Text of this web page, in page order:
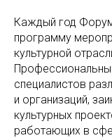
Каждый год
программу
культурной
специалистов
и организаций,
культурных
работающих в